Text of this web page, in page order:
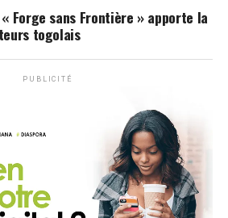
« Forge sans Frontière » apporte la
togolais
PUBLICITÉ